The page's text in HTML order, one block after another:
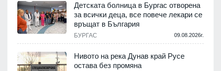
Детската болница в Бургас отворена
за всички деца, все повече лекари се
връщат в България
БУРГАС 09.08.2026г.
Нивото на река Дунав край Русе
остава без промяна